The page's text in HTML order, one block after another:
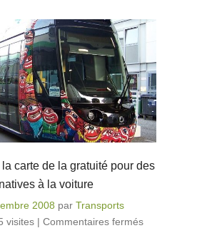
carte de la gratuité pour des
à la voiture
2008 par Transports
visites | Commentaires fermés